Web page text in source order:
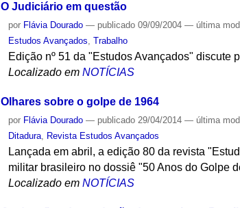
O Judiciário em questão
por Flávia Dourado — publicado 09/09/2004— última
Estudos Avançados,Trabalho
Edição nº 51 da "Estudos Avançados" discute
Localizado em NOTÍCIAS
Olhares sobre o golpe de 1964
por Flávia Dourado — publicado 29/04/2014— última
Ditadura, Revista Estudos Avançados
Lançada em abril, a edição 80 da revista
militar brasileiro no dossiê "50 Anos do Golpe
Localizado em NOTÍCIAS